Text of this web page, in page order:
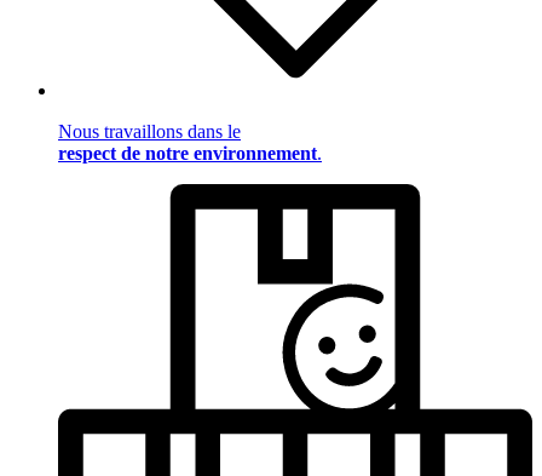
Nous travaillons dans le
respect de notre environnement.